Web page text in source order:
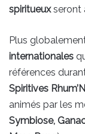
spiritueuxseront
Plus
internationales
références
Spiritives
animés par les
Symbiose,